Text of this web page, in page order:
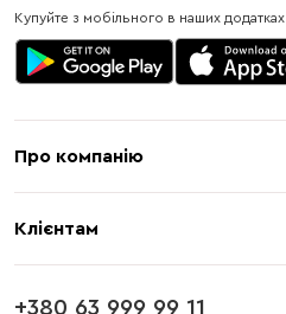
Купуйте з мобільного в наших додатках
Про компанію
Клієнтам
+380 63 999 99 11